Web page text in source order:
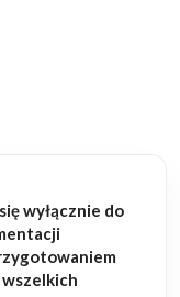
wyłącznie do